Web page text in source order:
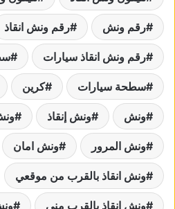
رقم ونش رقم ونش انقاذ
رقم ونش انقاذ سيارات
سطحة سيارات كرين
ونش ونش إنقاذ
ونش المرور ونش امان
ونش انقاذ بالقرب من موقعي
ونش انقاذ بالقرب مني